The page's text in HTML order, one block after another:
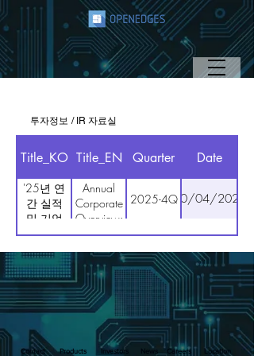
투자정보 / IR 자료실
Title_KO Title_EN Quarter Date
'25년 연
간 실적
및 기업
개요
('25.4Q)
Annual
Corporate
Overview:
2025
2025-4Q30/04/2026
Contact Products Investors News Careers Location